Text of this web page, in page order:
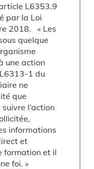
L6353.9
par la Loi
2018. « Les
quelque
une action
1 du
ne
que
l’action
informations
et
formation et il
foi. »